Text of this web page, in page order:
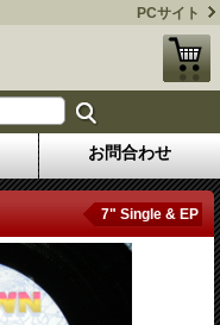
PCサイト
お問合わせ
7" Single & EP